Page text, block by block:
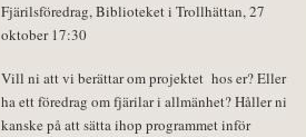
Fjärilsföredrag, Biblioteket i Trollhättan, 27
oktober 17:30
Vill ni att vi berättar om projektet hos er? Eller
ha ett föredrag om fjärilar i allmänhet? Håller ni
kanske på att sätta ihop programmet inför